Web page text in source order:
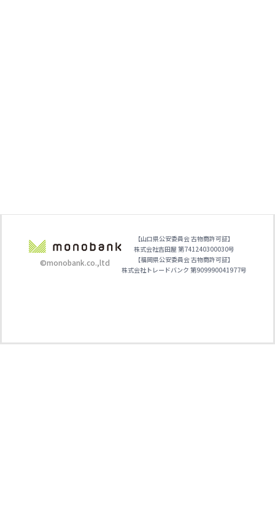
©monobank.co.,ltd
【山口県公安委員会 古物商許可証】
株式会社吉田屋 第741240300030号
【福岡県公安委員会 古物商許可証】
株式会社トレードバンク 第909990041977号